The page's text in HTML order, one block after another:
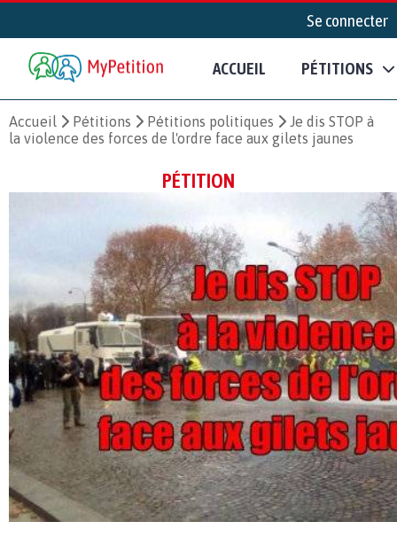
Se connecter
ACCUEIL PÉTITIONS
Accueil Pétitions Pétitions politiques
Je dis STOP à
la violence des forces de l'ordre face aux gilets jaunes
PÉTITION